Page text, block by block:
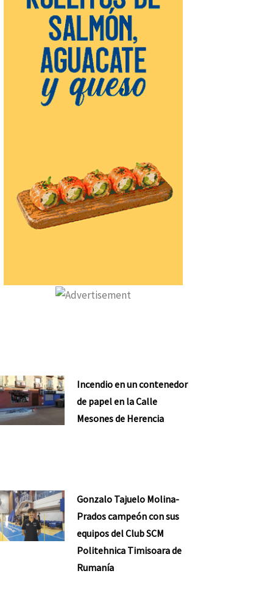
Incendio en un contenedor
de papel en la Calle
Mesones de Herencia
Gonzalo Tajuelo Molina-
Prados campeón con sus
equipos del Club SCM
Politehnica Timisoara de
Rumanía